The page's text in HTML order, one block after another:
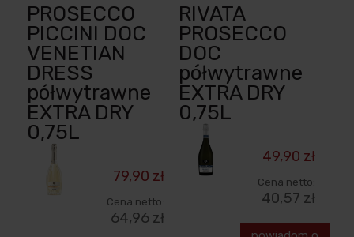
PROSECCO
PICCINI DOC
VENETIAN
DRESS
półwytrawne
EXTRA DRY
0,75L
79,90 zł
Cena netto:
64,96 zł
RIVATA
PROSECCO
DOC
półwytrawne
EXTRA DRY
0,75L
49,90 zł
Cena netto:
40,57 zł